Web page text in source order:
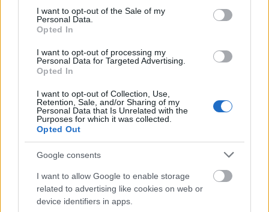
consent section.
I want to opt-out of the Sale of my
Personal Data.
Opted In
I want to opt-out of processing my
Personal Data for Targeted Advertising.
Opted In
I want to opt-out of Collection, Use,
Retention, Sale, and/or Sharing of my
Personal Data that Is Unrelated with the
Purposes for which it was collected.
Opted Out
Google consents
I want to allow Google to enable storage
related to advertising like cookies on web or
device identifiers in apps.
mondatos „megmondom a tutit”bejegyzésektől és a
trendi, ezrek által megosztott felszínes és
semmitmondó infografikáktól. Ha valódi sikerre
vágysz, megteszed azt, amit már általános, illetve
középiskolában meg kellett volna tenned
(és egy, a
jelenleginél hatékonyabban működő oktatási
rendszerben valószínűleg meg is tettél volna),
veszed a fáradságot, és végre elkezdesz tanulni,
megismered a saját tested,valamint
megérted
annak működését
ugyanis elengedhetetlen ahhoz, hogy ne légy oly
könnyedén megvezethető a különféle trendek által,
azaz tudd, valójában mi(ke)t is kell tenned ahhoz,
hogy hosszú távon egészséges maradj!